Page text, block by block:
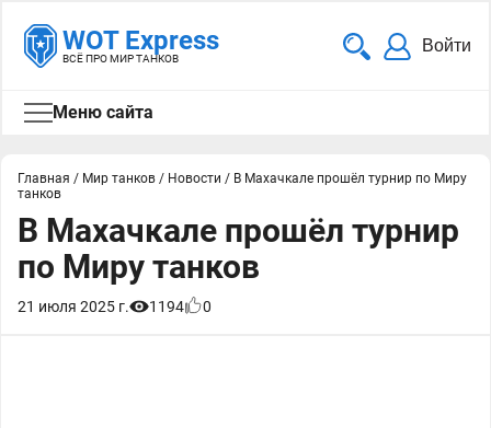
WOT Express
ВСЁ ПРО МИР ТАНКОВ
Войти
Меню сайта
Главная / Мир танков / Новости / В Махачкале прошёл турнир по Миру
танков
В Махачкале прошёл турнир
по Миру танков
21 июля 2025 г. 1194 0